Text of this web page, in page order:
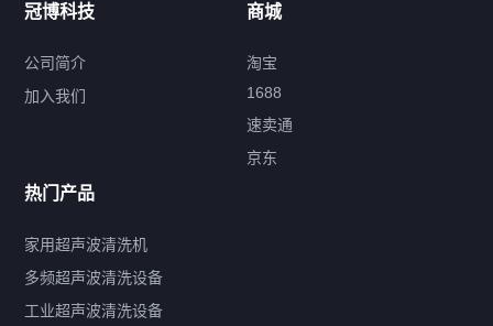
超声波配件
产品标签
鼓泡 升降 抛动
带加热
功率可调
双波脱气
机械旋钮系列
冠博科技
公司简介
加入我们
商城
淘宝
1688
速卖通
京东
热门产品
家用超声波清洗机
多频超声波清洗设备
工业超声波清洗设备